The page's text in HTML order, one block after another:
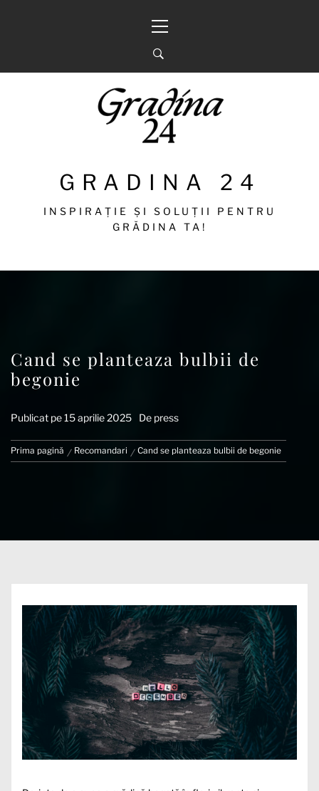
principal
GRADINA 24
INSPIRAȚIE ȘI SOLUȚII PENTRU
GRĂDINA TA!
Cand se planteaza bulbii de
begonie
Publicat pe15 aprilie 2025 De press
Prima pagină Recomandari Cand se planteaza bulbii de begonie